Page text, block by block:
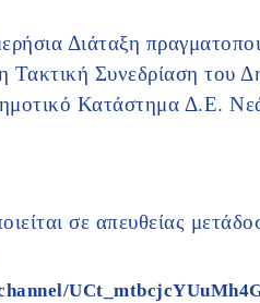
Διάταξη
Συνεδρίαση του
Κατάστημα Δ.Ε.
σε απευθείας